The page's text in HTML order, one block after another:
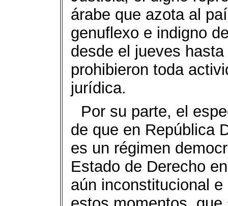
árabe que azota al
genuflexo e indigno
desde el jueves
prohibieron toda
jurídica.
Por su parte, el
de que en República
es un régimen
Estado de Derecho
aún inconstitucional